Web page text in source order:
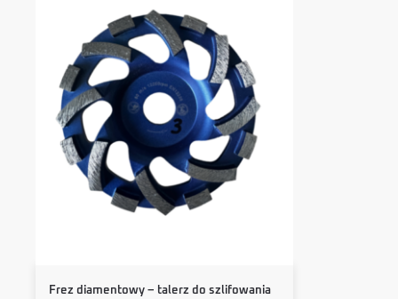
Frez diamentowy – talerz do szlifowania